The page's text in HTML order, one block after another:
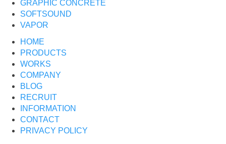
GRAPHIC CONCRETE
SOFTSOUND
VAPOR
HOME
PRODUCTS
WORKS
COMPANY
BLOG
RECRUIT
INFORMATION
CONTACT
PRIVACY POLICY